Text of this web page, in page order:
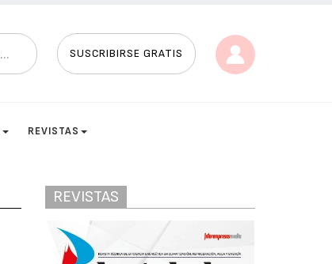
SUSCRIBIRSE GRATIS
REVISTAS
REVISTAS